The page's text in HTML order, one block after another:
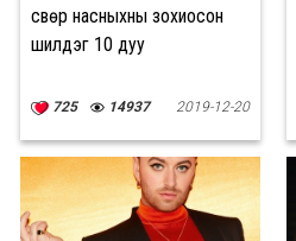
Өсвөр насныхны зохиосон
шилдэг 10 дуу
725 14937 2019-12-20